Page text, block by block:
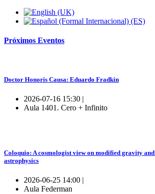
Próximos Eventos
Doctor Honoris Causa: Eduardo Fradkin
2026-07-16 15:30 |
Aula 1401. Cero + Infinito
Coloquio: A cosmologist view on modified gravity
astrophysics
2026-06-25 14:00 |
Aula Federman